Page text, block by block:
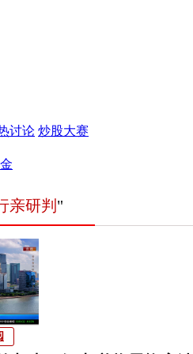
讨论 炒股大赛
亲研判 "